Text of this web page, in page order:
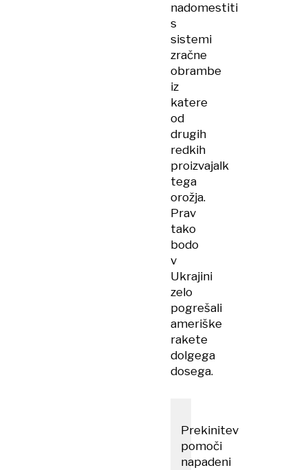
nadomestiti
s
sistemi
zračne
obrambe
iz
katere
od
drugih
redkih
proizvajalk
tega
orožja.
Prav
tako
bodo
v
Ukrajini
zelo
pogrešali
ameriške
rakete
dolgega
dosega.
Prekinitev
pomoči
napadeni